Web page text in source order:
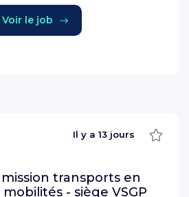
Voir le job
Il y a 13 jours
transports en
- siège VSGP